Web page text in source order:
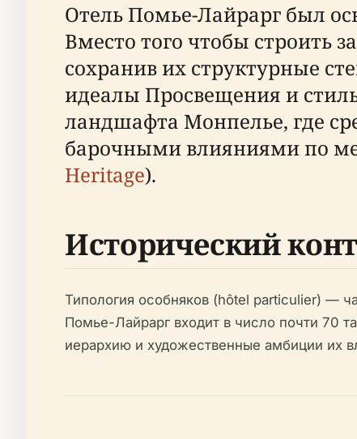
Отель Помье-Лайрарг был
Вместо того чтобы строить
сохранив их структурные
идеалы Просвещения и
ландшафта Монпелье, где
барочными влияниями по
Heritage).
Исторический
Типология особняков (hôtel particulier) —
Помье-Лайрарг входит в число почти 70
иерархию и художественные амбиции их